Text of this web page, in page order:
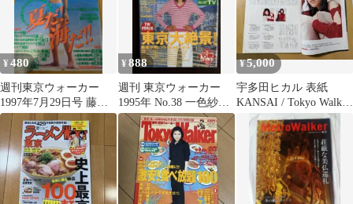
¥480
週刊東京ウォーカー
1997年7月29日号 藤崎
奈々子表紙
¥888
週刊 東京ウォーカー
1995年 No.38 一色紗
英 阿部寛
¥5,000
宇多田ヒカル 表紙
KANSAI / Tokyo Walker
2冊セット 雑誌